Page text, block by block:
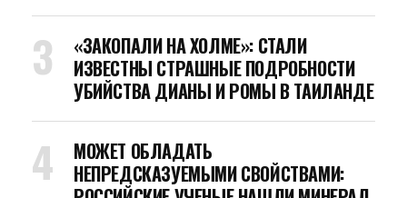
«ЗАКОПАЛИ НА ХОЛМЕ»: СТАЛИ
ИЗВЕСТНЫ СТРАШНЫЕ ПОДРОБНОСТИ
УБИЙСТВА ДИАНЫ И РОМЫ В ТАИЛАНДЕ
МОЖЕТ ОБЛАДАТЬ
НЕПРЕДСКАЗУЕМЫМИ СВОЙСТВАМИ: